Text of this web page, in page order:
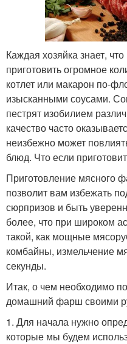
Каждая хозяйка знает,
приготовить огромное
котлет или макарон по-
изысканными соусами.
пестрят изобилием
качество часто
неизбежно может
блюд. Что если
Приготовление мясного
позволит вам избежать
сюрпризов и быть
более, что при широком
такой, как мощные
комбайны, измельчение
секунды.
Итак, о чем необходимо
домашний фарш своими
1. Для начала нужно
которые мы будем